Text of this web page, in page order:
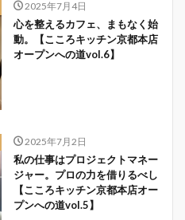
2025年7月4日
心を整えるカフェ、まもなく始
動。【こころキッチン京都本店
オープンへの道vol.6】
2025年7月2日
私の仕事はプロジェクトマネー
ジャー。プロの力を借りるべし
【こころキッチン京都本店オー
プンへの道vol.5】